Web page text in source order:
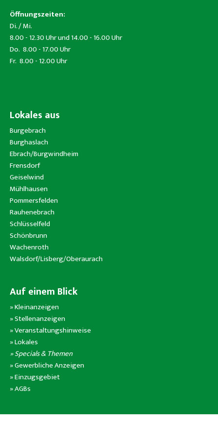
Öffnungszeiten:
Di. / Mi.
8.00 - 12.30 Uhr und 14.00 - 16.00 Uhr
Do. 8.00 - 17.00 Uhr
Fr. 8.00 - 12.00 Uhr
Lokales aus
Burgebrach
Burghaslach
Ebrach/Burgwindheim
Frensdorf
Geiselwind
Mühlhausen
Pommersfelden
Rauhenebrach
Schlüsselfeld
Schönbrunn
Wachenroth
Walsdorf/Lisberg/Oberaurach
Auf einem Blick
»Kleinanzeigen
»Stellenanzeigen
»Veranstaltungshinweise
»Lokales
» Specials & Themen
»Gewerbliche Anzeigen
»Einzugsgebiet
»AGBs